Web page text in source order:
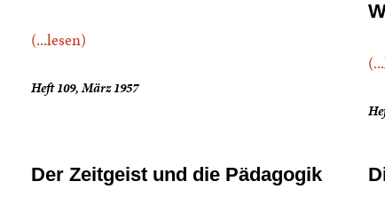
(...lesen)
Heft 109, März 1957
Der Zeitgeist und die Pädagogik